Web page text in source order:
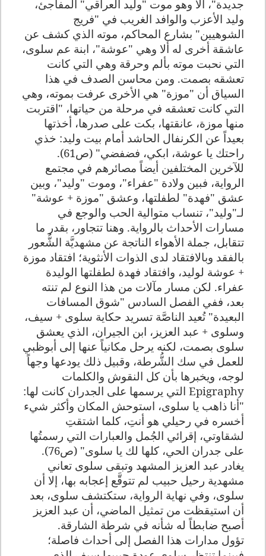
جديدة"، ألا وهو موت "وليد العراقي" المفاجئ،
وليد الأعزب والوافد الغريب في "فريج
الشوهيين" بشارع المحاكم، موته الذي كشف عن
عاشقة أخرى له ألا وهي "عوشة"، ابنة عم سلوى،
التي نحبت موته بألم وحرقة وهي التي كانت
تعشقه بصمت. ومن محاسن الصدف في هذا
السياق أن "موزة" هي الأخرى عرفت بموته، وهي
التي كانت تعشقه في مرحلة من حياتها، "اقتربت
منها موزة، عانقتها، بكت على صدرها، أخذتها
بعيداً عن الكرنفال الحاشد أمام بيت وليد: خذي
راحتك يا عوشة، ابكي، فضفضي" (ص61).
للآخرين المختلفين أيضاً مصائرهم في مجتمع
الرواية، فبين ولادة "عفراء"، وموت "وليد"، وبين
عشق "فهدة" لطفلتها، وعشق "موزة + عوشة"
لـ"وليد"، تنساب متوالية الحب والوجع في
مسارات الأحداث بالرواية. وهنا تتجاور، بقدر ما
تتقابل، جملة الأهواء الناتجة عن مشهديَّة الشُّعور
بالفقد وبالافتقاد لدى الذوات الأنثوية؛ افتقاد موزة
+ عوشة لوليد، وافتقاد فهدة لطفلتها الوليدة
عفراء. لكن مسار مآلات من هذا النوع لم تنته
بعد، ففي الفصل السادس "شوق المسافات
البعيدة" تُعيد الناصَّة تسريد حكاية سلوى + سيف،
وسلوى + عبد العزيز، ابن الجيران، الذي يعشق
سلوى بصمت، لكنه يرحل مكانياً عنها إلى أبوظبي
للعمل في سك الشُّرطة، وقبيل ذلك يودعها وجهاً
لوجه، ويخبرها بأن كل النقوش والكلمات
Epigraphy التي يرسمها على الجدران كانت لها:
"أنا ذاهب يا سلوى، استوحش المكان وأكثر شيء
أخسره في رحيلي هو أنتِ، كلما اشتقتِ
لشقاوتي، إقرائي الجُمل والعبارات التي رسمتُها
على جدران الحي، كلها لك يا سلوى" (ص76).
يغادر عبد العزيز المشهد وتبقى سلوى تعاني
مشهدية رحيل حبيب لم تتوقَّع إعجابه بها، إلا أن
سلوى، وفي نهاية الرواية، ستكتشف سلوى، بعد
أن استيقظت من تمثيل الماضي، أن عبد العزيز
أصبح ضابطاً له شأنه في شرطة الشارقة.
تؤول مدارات هذا الفصل إلى أحداث فاصلة؛